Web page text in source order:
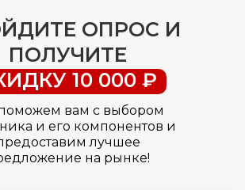
ОПРОС И
ПОЛУЧИТЕ
10 000 ₽
вам с выбором
и его компонентов и
лучшее
на рынке!